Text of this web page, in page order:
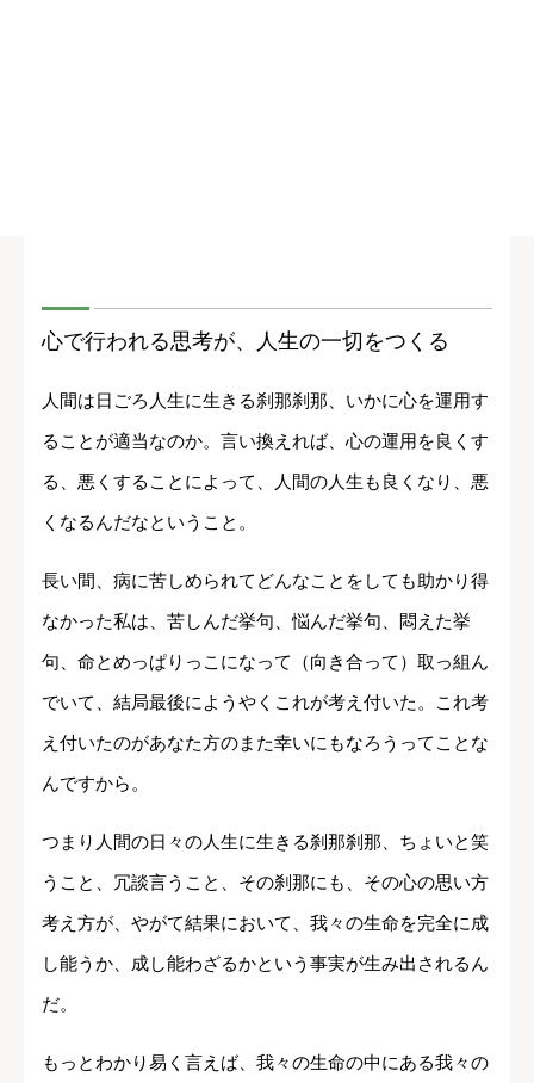
心で行われる思考が、人生の一切をつくる
人間は日ごろ人生に生きる刹那刹那、いかに心を運用す
ることが適当なのか。言い換えれば、心の運用を良くす
る、悪くすることによって、人間の人生も良くなり、悪
くなるんだなということ。
長い間、病に苦しめられてどんなことをしても助かり得
なかった私は、苦しんだ挙句、悩んだ挙句、悶えた挙
句、命とめっぱりっこになって（向き合って）取っ組ん
でいて、結局最後にようやくこれが考え付いた。これ考
え付いたのがあなた方のまた幸いにもなろうってことな
んですから。
つまり人間の日々の人生に生きる刹那刹那、ちょいと笑
うこと、冗談言うこと、その刹那にも、その心の思い方
考え方が、やがて結果において、我々の生命を完全に成
し能うか、成し能わざるかという事実が生み出されるん
だ。
もっとわかり易く言えば、我々の生命の中にある我々の